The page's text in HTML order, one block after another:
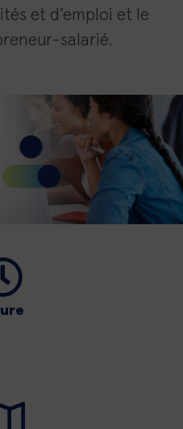
et d’emploi et le
salarié.